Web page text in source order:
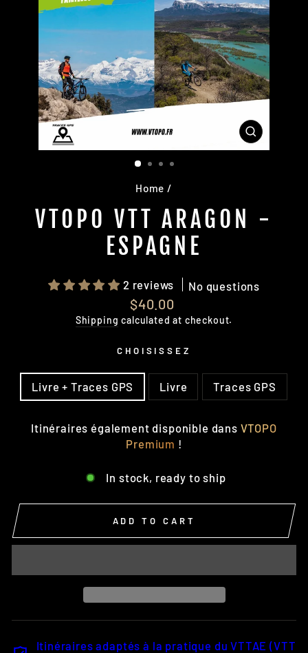
CLOSE
(ESC)
Home /
VTOPO VTT ARAGON -
ESPAGNE
2 reviews
No questions
Regular
price
$40.00
Shipping calculated at checkout.
CHOISISSEZ
Livre + Traces GPS Livre Traces GPS
Itinéraires également disponible dans VTOPO
Premium !
In stock, ready to ship
ADD TO CART
Itinéraires adaptés à la pratique du VTTAE (VTT